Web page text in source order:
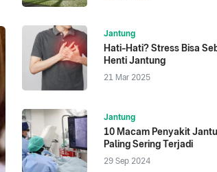
Jantung
Hati-Hati? Stress Bisa
Henti Jantung
21 Mar 2025
Jantung
10 Macam Penyakit
Paling Sering Terjadi
29 Sep 2024